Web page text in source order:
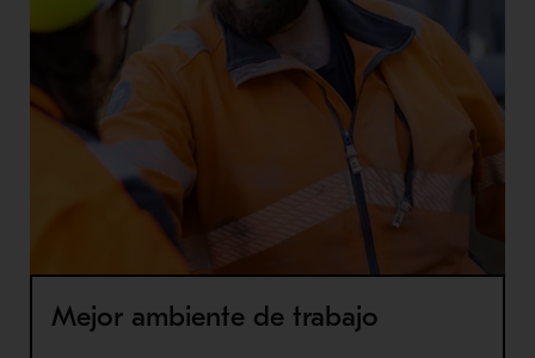
Mejor ambiente de trabajo